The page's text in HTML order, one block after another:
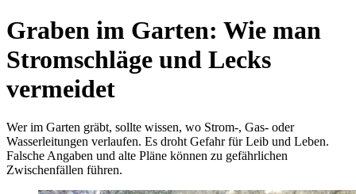
Graben im Garten: Wie man
Stromschläge und Lecks
vermeidet
Wer im Garten gräbt, sollte wissen, wo Strom-, Gas- oder
Wasserleitungen verlaufen. Es droht Gefahr für Leib und Leben.
Falsche Angaben und alte Pläne können zu gefährlichen
Zwischenfällen führen.